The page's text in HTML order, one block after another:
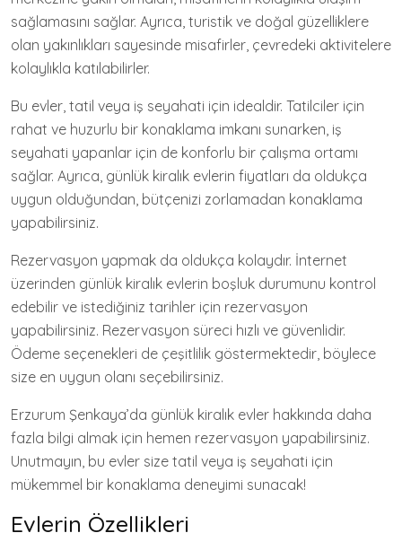
sağlamasını sağlar. Ayrıca, turistik ve doğal güzelliklere
olan yakınlıkları sayesinde misafirler, çevredeki aktivitelere
kolaylıkla katılabilirler.
Bu evler, tatil veya iş seyahati için idealdir. Tatilciler için
rahat ve huzurlu bir konaklama imkanı sunarken, iş
seyahati yapanlar için de konforlu bir çalışma ortamı
sağlar. Ayrıca, günlük kiralık evlerin fiyatları da oldukça
uygun olduğundan, bütçenizi zorlamadan konaklama
yapabilirsiniz.
Rezervasyon yapmak da oldukça kolaydır. İnternet
üzerinden günlük kiralık evlerin boşluk durumunu kontrol
edebilir ve istediğiniz tarihler için rezervasyon
yapabilirsiniz. Rezervasyon süreci hızlı ve güvenlidir.
Ödeme seçenekleri de çeşitlilik göstermektedir, böylece
size en uygun olanı seçebilirsiniz.
Erzurum Şenkaya’da günlük kiralık evler hakkında daha
fazla bilgi almak için hemen rezervasyon yapabilirsiniz.
Unutmayın, bu evler size tatil veya iş seyahati için
mükemmel bir konaklama deneyimi sunacak!
Evlerin Özellikleri